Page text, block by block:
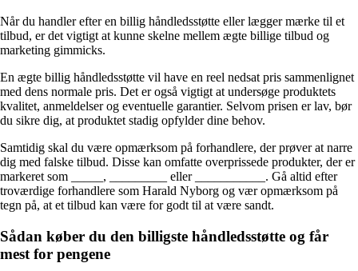
Når du handler efter en billig håndledsstøtte eller lægger mærke til et
tilbud, er det vigtigt at kunne skelne mellem ægte billige tilbud og
marketing gimmicks.
En ægte billig håndledsstøtte vil have en reel nedsat pris sammenlignet
med dens normale pris. Det er også vigtigt at undersøge produktets
kvalitet, anmeldelser og eventuelle garantier. Selvom prisen er lav, bør
du sikre dig, at produktet stadig opfylder dine behov.
Samtidig skal du være opmærksom på forhandlere, der prøver at narre
dig med falske tilbud. Disse kan omfatte overprissede produkter, der er
markeret som _____, _________ eller ___________. Gå altid efter
troværdige forhandlere som Harald Nyborg og vær opmærksom på
tegn på, at et tilbud kan være for godt til at være sandt.
Sådan køber du den billigste håndledsstøtte og får
mest for pengene